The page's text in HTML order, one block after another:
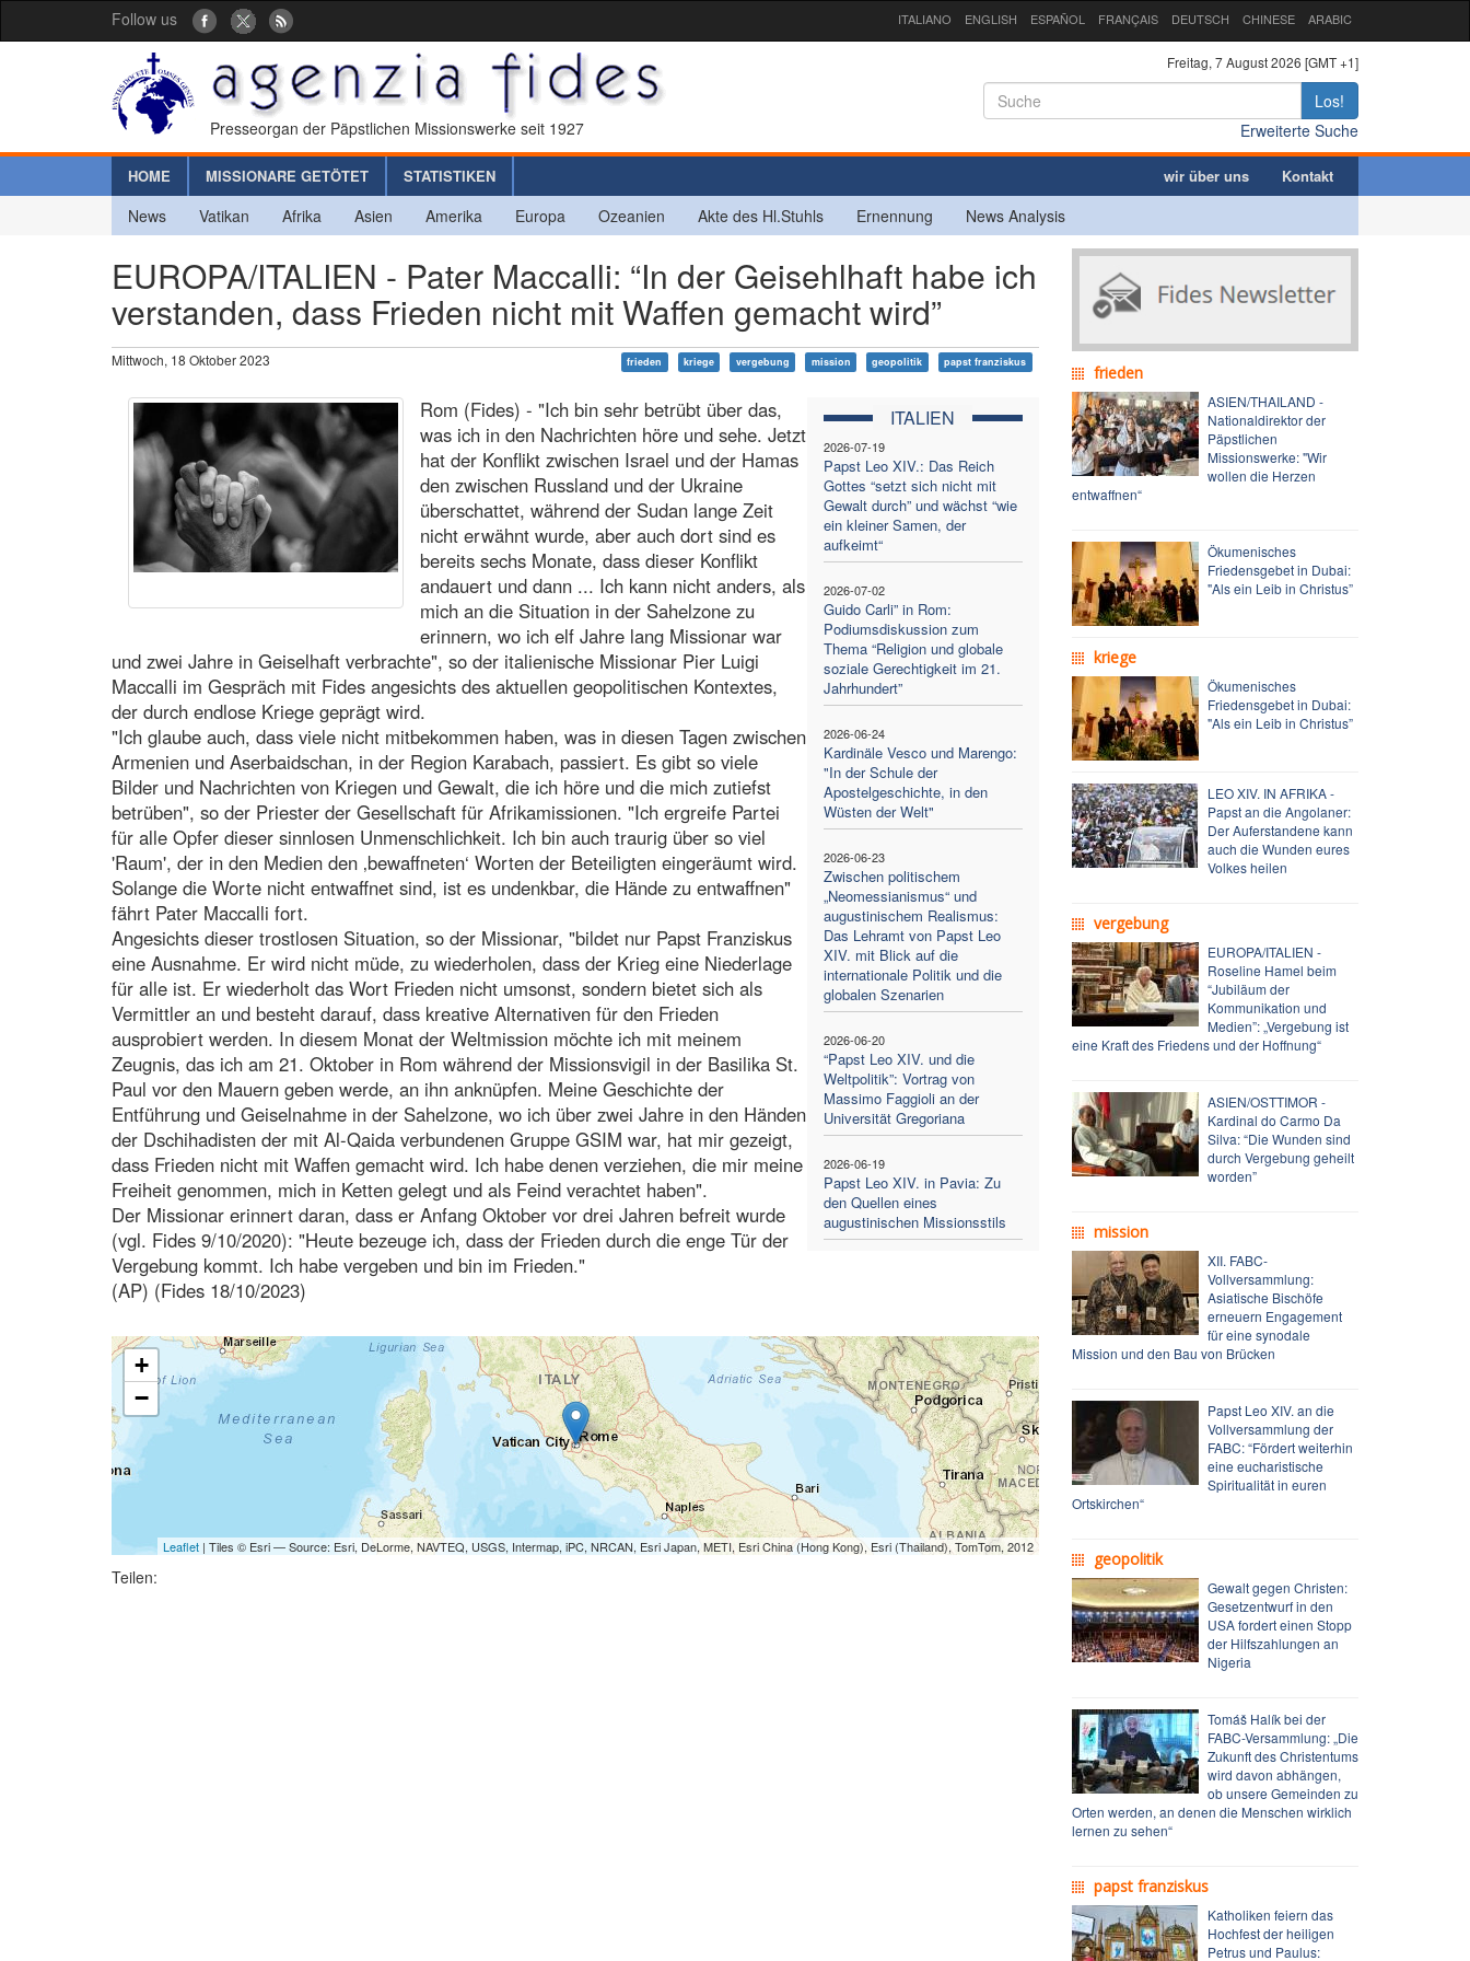
Follow us ITALIANO ENGLISH ESPAÑOL FRANÇAIS DEUTSCH CHINESE ARABIC
Presseorgan der Päpstlichen Missionswerke seit 1927
Freitag, 7 August 2026 [GMT +1]
Los!
Erweiterte Suche
HOME MISSIONARE GETÖTET STATISTIKEN wir über uns Kontakt
News Vatikan Afrika Asien Amerika Europa Ozeanien Akte des Hl.Stuhls Ernennung News Analysis
EUROPA/ITALIEN - Pater Maccalli: “In der Geisehlhaft habe ich
verstanden, dass Frieden nicht mit Waffen gemacht wird”
Mittwoch, 18 Oktober 2023 frieden kriege vergebung mission geopolitik papst franziskus
ITALIEN
2026-07-19
Papst Leo XIV.: Das Reich
Gottes “setzt sich nicht mit
Gewalt durch” und wächst “wie
ein kleiner Samen, der
aufkeimt“
2026-07-02
Guido Carli” in Rom:
Podiumsdiskussion zum
Thema “Religion und globale
soziale Gerechtigkeit im 21.
Jahrhundert”
2026-06-24
Kardinäle Vesco und Marengo:
"In der Schule der
Apostelgeschichte, in den
Wüsten der Welt"
2026-06-23
Zwischen politischem
„Neomessianismus“ und
augustinischem Realismus:
Das Lehramt von Papst Leo
XIV. mit Blick auf die
internationale Politik und die
globalen Szenarien
2026-06-20
“Papst Leo XIV. und die
Weltpolitik”: Vortrag von
Massimo Faggioli an der
Universität Gregoriana
2026-06-19
Papst Leo XIV. in Pavia: Zu
den Quellen eines
augustinischen Missionsstils
Rom (Fides) - "Ich bin sehr betrübt über das,
was ich in den Nachrichten höre und sehe. Jetzt
hat der Konflikt zwischen Israel und der Hamas
den zwischen Russland und der Ukraine
überschattet, während der Sudan lange Zeit
nicht erwähnt wurde, aber auch dort sind es
bereits sechs Monate, dass dieser Konflikt
andauert und dann ... Ich kann nicht anders, als
mich an die Situation in der Sahelzone zu
erinnern, wo ich elf Jahre lang Missionar war
und zwei Jahre in Geiselhaft verbrachte", so der italienische Missionar Pier Luigi
Maccalli im Gespräch mit Fides angesichts des aktuellen geopolitischen Kontextes,
der durch endlose Kriege geprägt wird.
"Ich glaube auch, dass viele nicht mitbekommen haben, was in diesen Tagen zwischen
Armenien und Aserbaidschan, in der Region Karabach, passiert. Es gibt so viele
Bilder und Nachrichten von Kriegen und Gewalt, die ich höre und die mich zutiefst
betrüben", so der Priester der Gesellschaft für Afrikamissionen. "Ich ergreife Partei
für alle Opfer dieser sinnlosen Unmenschlichkeit. Ich bin auch traurig über so viel
'Raum', der in den Medien den ‚bewaffneten‘ Worten der Beteiligten eingeräumt wird.
Solange die Worte nicht entwaffnet sind, ist es undenkbar, die Hände zu entwaffnen"
fährt Pater Maccalli fort.
Angesichts dieser trostlosen Situation, so der Missionar, "bildet nur Papst Franziskus
eine Ausnahme. Er wird nicht müde, zu wiederholen, dass der Krieg eine Niederlage
für alle ist. Er wiederholt das Wort Frieden nicht umsonst, sondern bietet sich als
Vermittler an und besteht darauf, dass kreative Alternativen für den Frieden
ausprobiert werden. In diesem Monat der Weltmission möchte ich mit meinem
Zeugnis, das ich am 21. Oktober in Rom während der Missionsvigil in der Basilika St.
Paul vor den Mauern geben werde, an ihn anknüpfen. Meine Geschichte der
Entführung und Geiselnahme in der Sahelzone, wo ich über zwei Jahre in den Händen
der Dschihadisten der mit Al-Qaida verbundenen Gruppe GSIM war, hat mir gezeigt,
dass Frieden nicht mit Waffen gemacht wird. Ich habe denen verziehen, die mir meine
Freiheit genommen, mich in Ketten gelegt und als Feind verachtet haben".
Der Missionar erinnert daran, dass er Anfang Oktober vor drei Jahren befreit wurde
(vgl. Fides 9/10/2020): "Heute bezeuge ich, dass der Frieden durch die enge Tür der
Vergebung kommt. Ich habe vergeben und bin im Frieden."
(AP) (Fides 18/10/2023)
+
−
Leaflet| Tiles © Esri — Source: Esri, DeLorme, NAVTEQ, USGS, Intermap, iPC, NRCAN, Esri Japan, METI, Esri China (Hong Kong), Esri (Thailand), TomTom, 2012
Teilen:
frieden
ASIEN/THAILAND -
Nationaldirektor der
Päpstlichen
Missionswerke: "Wir
wollen die Herzen
entwaffnen“
Ökumenisches
Friedensgebet in Dubai:
"Als ein Leib in Christus”
kriege
Ökumenisches
Friedensgebet in Dubai:
"Als ein Leib in Christus”
LEO XIV. IN AFRIKA -
Papst an die Angolaner:
Der Auferstandene kann
auch die Wunden eures
Volkes heilen
vergebung
EUROPA/ITALIEN -
Roseline Hamel beim
“Jubiläum der
Kommunikation und
Medien”: „Vergebung ist
eine Kraft des Friedens und der Hoffnung“
ASIEN/OSTTIMOR -
Kardinal do Carmo Da
Silva: “Die Wunden sind
durch Vergebung geheilt
worden”
mission
XII. FABC-
Vollversammlung:
Asiatische Bischöfe
erneuern Engagement
für eine synodale
Mission und den Bau von Brücken
Papst Leo XIV. an die
Vollversammlung der
FABC: “Fördert weiterhin
eine eucharistische
Spiritualität in euren
Ortskirchen“
geopolitik
Gewalt gegen Christen:
Gesetzentwurf in den
USA fordert einen Stopp
der Hilfszahlungen an
Nigeria
Tomáš Halík bei der
FABC-Versammlung: „Die
Zukunft des Christentums
wird davon abhängen,
ob unsere Gemeinden zu
Orten werden, an denen die Menschen wirklich
lernen zu sehen“
papst franziskus
Katholiken feiern das
Hochfest der heiligen
Petrus und Paulus: